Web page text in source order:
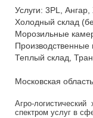
Услуги: 3PL,
Холодный склад
Морозильные
Теплый склад,
Московская
Агро-логистический
спектром услуг в